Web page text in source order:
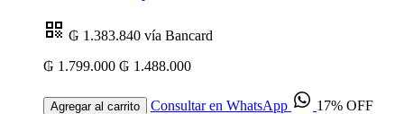
₲ 1.383.840 vía Bancard
₲ 1.799.000 ₲ 1.488.000
Agregar al carrito Consultar en WhatsApp 17% OFF